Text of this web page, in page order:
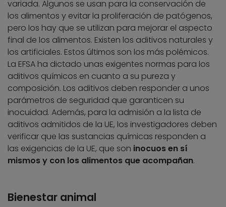
variada. Algunos se usan para la conservación de
los alimentos y evitar la proliferación de patógenos,
pero los hay que se utilizan para mejorar el aspecto
final de los alimentos. Existen los aditivos naturales y
los artificiales. Estos últimos son los más polémicos.
La EFSA ha dictado unas exigentes normas para los
aditivos químicos en cuanto a su pureza y
composición. Los aditivos deben responder a unos
parámetros de seguridad que garanticen su
inocuidad. Además, para la admisión a la lista de
aditivos admitidos de la UE, los investigadores deben
verificar que las sustancias químicas responden a
las exigencias de la UE, que son inocuos en sí
mismos y con los alimentos que acompañan.
Bienestar animal